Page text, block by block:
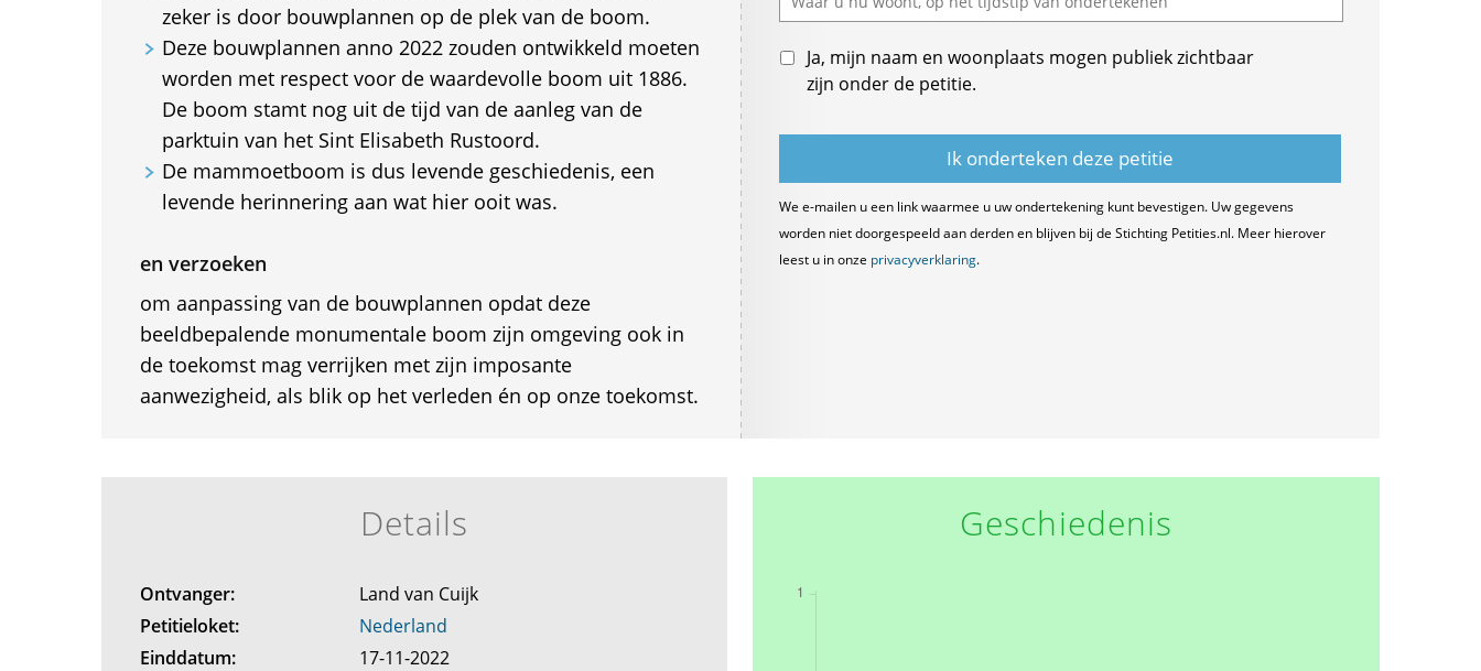
zeker is door bouwplannen op de plek van de boom.
Deze bouwplannen anno 2022 zouden ontwikkeld moeten
worden met respect voor de waardevolle boom uit 1886.
De boom stamt nog uit de tijd van de aanleg van de
parktuin van het Sint Elisabeth Rustoord.
De mammoetboom is dus levende geschiedenis, een
levende herinnering aan wat hier ooit was.
en verzoeken
om aanpassing van de bouwplannen opdat deze
beeldbepalende monumentale boom zijn omgeving ook in
de toekomst mag verrijken met zijn imposante
aanwezigheid, als blik op het verleden én op onze toekomst.
Ja, mijn naam en woonplaats mogen publiek zichtbaar
zijn onder de petitie.
We e-mailen u een link waarmee u uw ondertekening kunt bevestigen. Uw gegevens
worden niet doorgespeeld aan derden en blijven bij de Stichting Petities.nl. Meer hierover
leest u in onze privacyverklaring.
Details
Ontvanger:
Land van Cuijk
Petitieloket:
Nederland
Einddatum:
17-11-2022
Geschiedenis